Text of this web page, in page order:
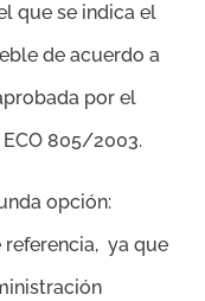
que se indica el
de acuerdo a
por el
ECO 805/2003.
opción:
ya que